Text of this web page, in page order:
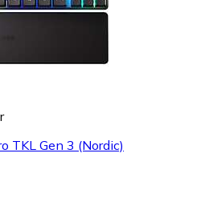
TKL Gen 3 (Nordic)